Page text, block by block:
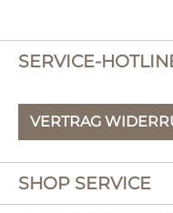
SERVICE-
VERTRAG
SHOP SERVICE